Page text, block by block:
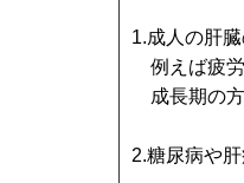
1.成人の肝
例えば疲労
成長期の方
2.糖尿病や